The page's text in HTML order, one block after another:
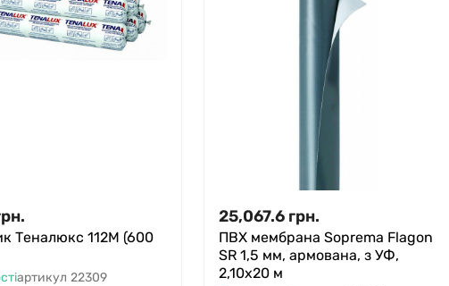
Теналюкс 112М (600
артикул 22309
25,067.6 грн.
ПВХ мембрана Soprema Flagon
SR 1,5 мм, армована, з УФ,
2,10х20 м